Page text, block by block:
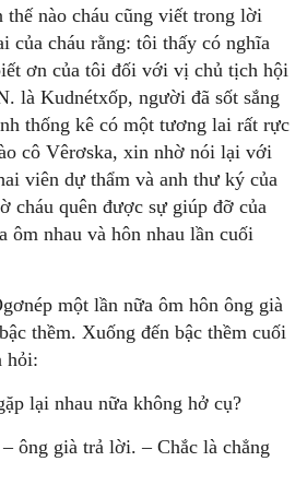
thế nào cháu cũng viết trong lời
của cháu rằng: tôi thấy có nghĩa
ơn của tôi đối với vị chủ tịch hội
là Kudnétxốp, người đã sốt sắng
thống kê có một tương lai rất rực
cô Vêrơska, xin nhờ nói lại với
viên dự thẩm và anh thư ký của
cháu quên được sự giúp đỡ của
ôm nhau và hôn nhau lần cuối
một lần nữa ôm hôn ông già
thềm. Xuống đến bậc thềm cuối
hỏi:
lại nhau nữa không hở cụ?
ông già trả lời. – Chắc là chẳng